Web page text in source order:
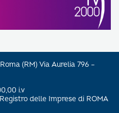
(RM) Via Aurelia 796 –
i.v
delle Imprese di ROMA